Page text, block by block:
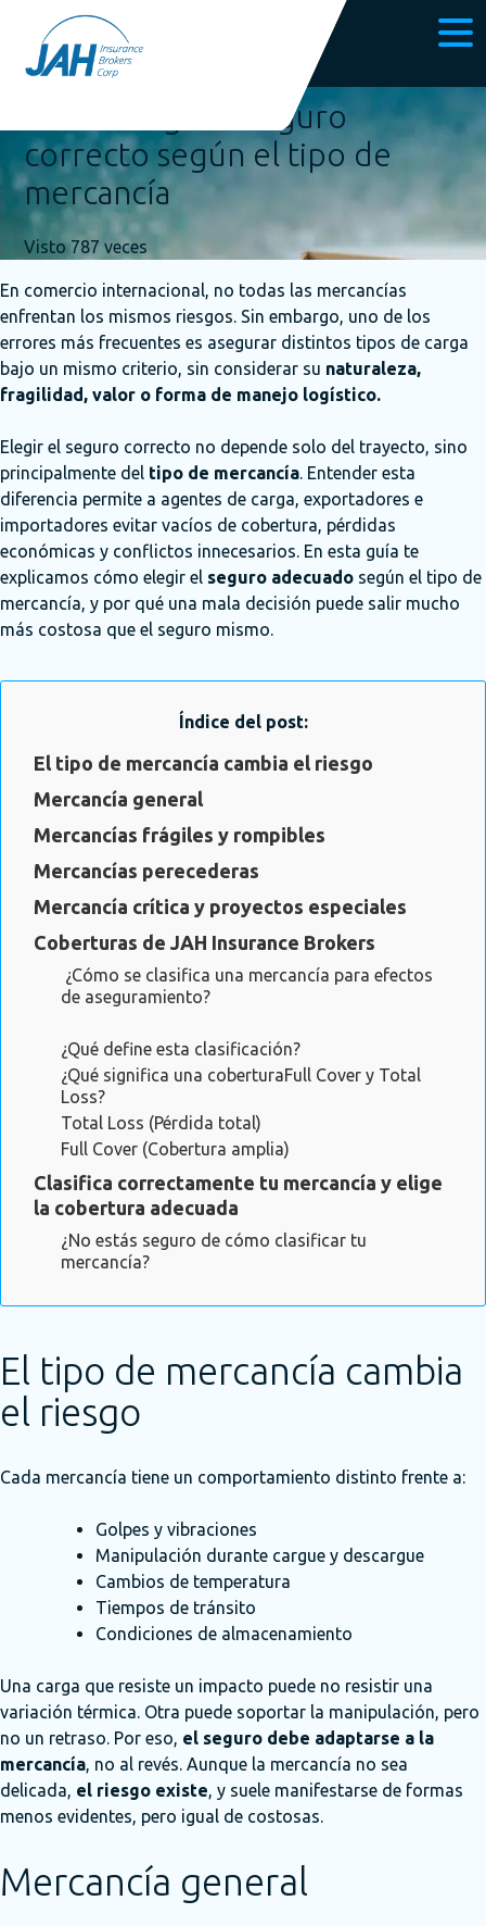
Publicado el 9 marzo, 2026
Cómo elegir el seguro
correcto según el tipo de
mercancía
Visto 787 veces
En comercio internacional, no todas las mercancías
enfrentan los mismos riesgos. Sin embargo, uno de los
errores más frecuentes es asegurar distintos tipos de carga
bajo un mismo criterio, sin considerar su naturaleza,
fragilidad, valor o forma de manejo logístico.
Elegir el seguro correcto no depende solo del trayecto, sino
principalmente del tipo de mercancía. Entender esta
diferencia permite a agentes de carga, exportadores e
importadores evitar vacíos de cobertura, pérdidas
económicas y conflictos innecesarios. En esta guía te
explicamos cómo elegir el seguro adecuado según el tipo de
mercancía, y por qué una mala decisión puede salir mucho
más costosa que el seguro mismo.
Índice del post:
El tipo de mercancía cambia el riesgo
Mercancía general
Mercancías frágiles y rompibles
Mercancías perecederas
Mercancía crítica y proyectos especiales
Coberturas de JAH Insurance Brokers
¿Cómo se clasifica una mercancía para efectos
de aseguramiento?
¿Qué define esta clasificación?
¿Qué significa una coberturaFull Cover y Total
Loss?
Total Loss (Pérdida total)
Full Cover (Cobertura amplia)
Clasifica correctamente tu mercancía y elige
la cobertura adecuada
¿No estás seguro de cómo clasificar tu
mercancía?
El tipo de mercancía cambia
el riesgo
Cada mercancía tiene un comportamiento distinto frente a:
Golpes y vibraciones
Manipulación durante cargue y descargue
Cambios de temperatura
Tiempos de tránsito
Condiciones de almacenamiento
Una carga que resiste un impacto puede no resistir una
variación térmica. Otra puede soportar la manipulación, pero
no un retraso. Por eso, el seguro debe adaptarse a la
mercancía, no al revés. Aunque la mercancía no sea
delicada, el riesgo existe, y suele manifestarse de formas
menos evidentes, pero igual de costosas.
Mercancía general